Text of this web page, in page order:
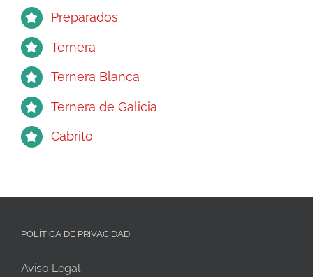
Preparados
Ternera
Ternera Blanca
Ternera de Galicia
Cabrito
POLÍTICA DE PRIVACIDAD
Aviso Legal